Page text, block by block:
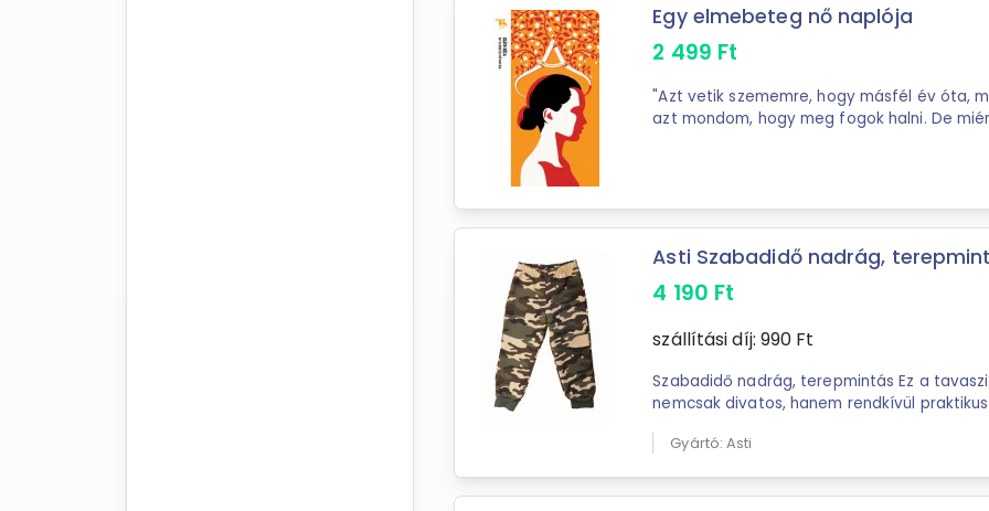
Egy elmebeteg nő naplója
2 499 Ft
"Azt vetik szememre, hogy másfél év óta,
azt mondom, hogy meg fogok halni. De
Asti Szabadidő nadrág,
4 190 Ft
szállítási díj: 990 Ft
Szabadidő nadrág, terepmintás Ez a
nemcsak divatos, hanem rendkívül praktikus
Gyártó: Asti